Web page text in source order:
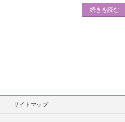
続きを読む
サイトマップ